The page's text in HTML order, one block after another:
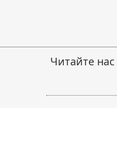
Читайте нас